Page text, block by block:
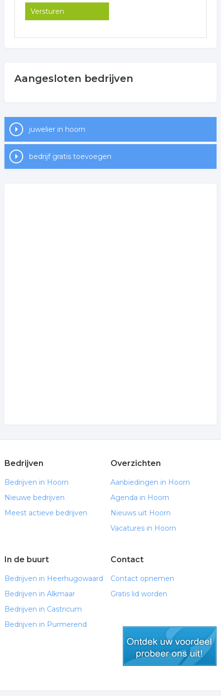
Aangesloten bedrijven
juwelier in hoorn
bedrijf gratis toevoegen
Bedrijven
Bedrijven in Hoorn
Nieuwe bedrijven
Meest actieve bedrijven
Overzichten
Aanbiedingen in Hoorn
Agenda in Hoorn
Nieuws uit Hoorn
Vacatures in Hoorn
In de buurt
Bedrijven in Heerhugowaard
Bedrijven in Alkmaar
Bedrijven in Castricum
Bedrijven in Purmerend
Contact
Contact opnemen
Gratis lid worden